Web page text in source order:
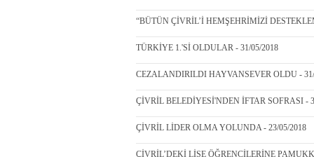
“BÜTÜN ÇİVRİL’İ HEMŞEHRİMİZİ
TÜRKİYE 1.'Sİ OLDULAR - 31/05/2018
CEZALANDIRILDI HAYVANSEVER OLDU -
ÇİVRİL BELEDİYESİ'NDEN İFTAR SOFRASI -
ÇİVRİL LİDER OLMA YOLUNDA - 23/05/2018
ÇİVRİL’DEKİ LİSE ÖĞRENCİLERİNE